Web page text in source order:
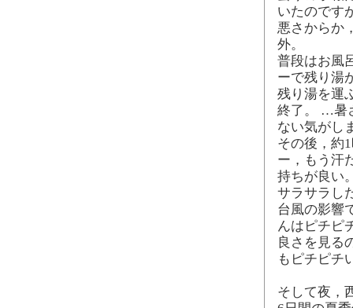
いたのです
悪さからか
外。
普段はお風
ーで残り湯
残り湯を運
終了。 …暑
ない気がし
その後，約
ー，もう汗
持ちが良い
サラサラし
台風の影響
んはピチピ
良さを見る
もピチピチ
そして夜，